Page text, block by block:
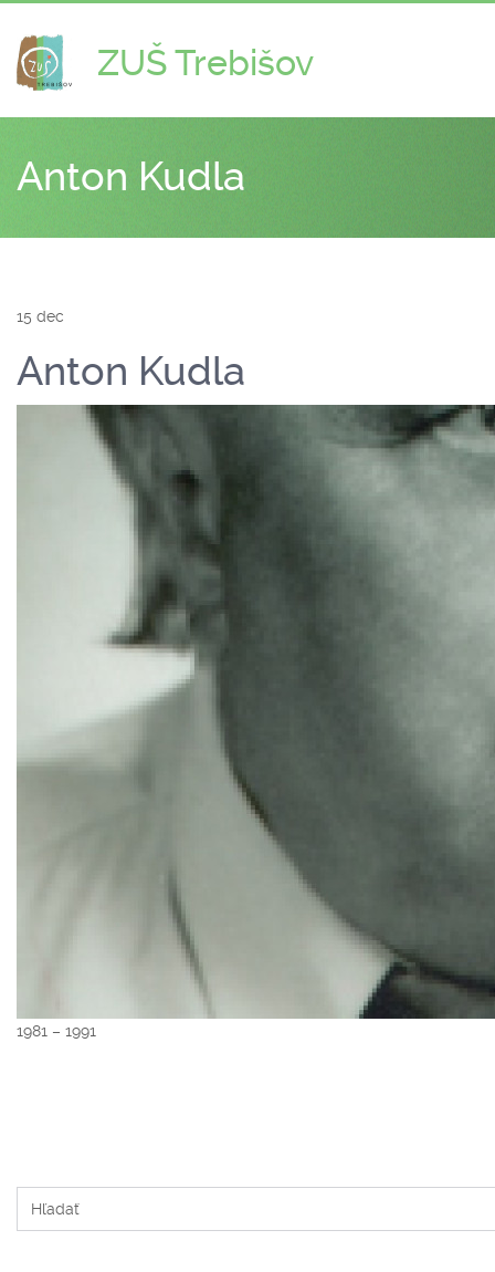
ZUŠ Trebišov
Anton Kudla
15 dec
Anton Kudla
1981 – 1991